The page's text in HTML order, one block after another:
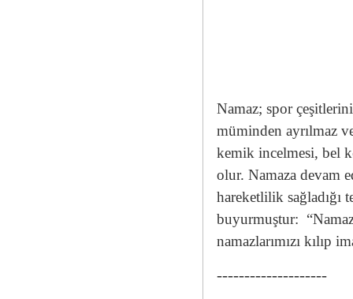
Namaz; spor
müminden ayrılmaz
kemik incelmesi, bel
olur. Namaza devam
hareketlilik sağladığı
buyurmuştur:
namazlarımızı kılıp
--------------------